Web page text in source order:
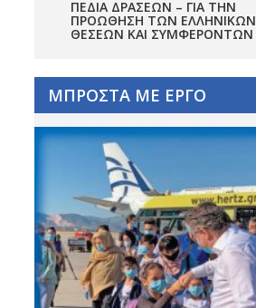
ΠΕΔΊΑ ΔΡΆΣΕΩΝ – ΓΙΑ ΤΗΝ
ΠΡΟΏΘΗΣΗ ΤΩΝ ΕΛΛΗΝΙΚΏΝ
ΘΈΣΕΩΝ ΚΑΙ ΣΥΜΦΕΡΌΝΤΩΝ
ΜΠΡΟΣΤΑ ΜΕ ΕΡΓΟ